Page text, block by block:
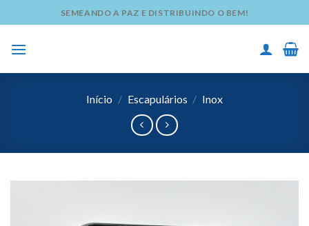
to
content
SEMEANDO A PAZ E DISTRIBUINDO O BEM!
Início / Escapulários / Inox